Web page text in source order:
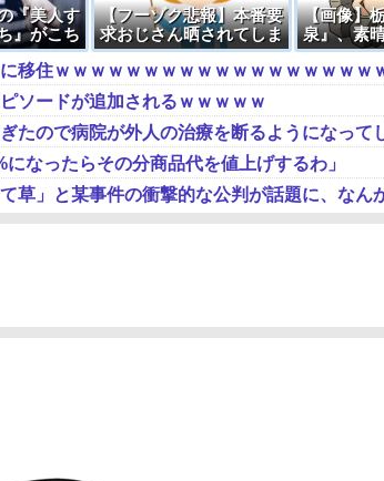
『美人す
』がこち
【フーゾク悲報】本番要
求おじさん晒されてしま
うＷＷＷＷＷＷＷＷＷＷ
【画像】
泉』、素
な・・・
ソードが追加されるｗｗｗｗｗ
たので病院が外人の治療を断るようになって
なったらその分商品代を値上げするわ」